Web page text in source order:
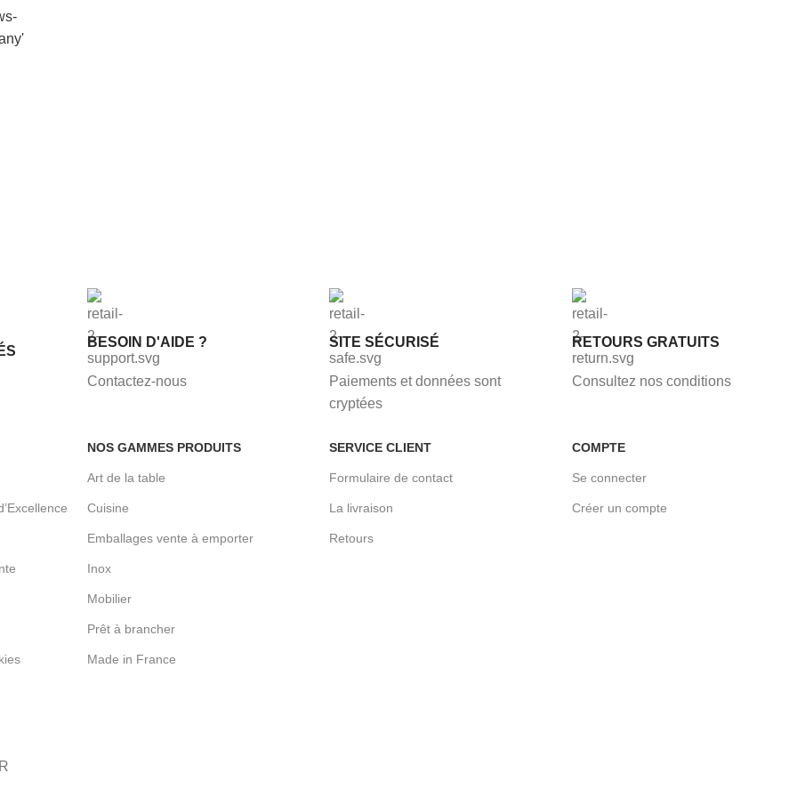
BESOIN D'AIDE ?
Contactez-nous
SITE SÉCURISÉ
Paiements et données sont
cryptées
RETOURS GRATUITS
Consultez nos conditions
NOS GAMMES PRODUITS
Art de la table
Cuisine
Emballages vente à emporter
Inox
Mobilier
Prêt à brancher
Made in France
SERVICE CLIENT
Formulaire de contact
La livraison
Retours
COMPTE
Se connecter
Créer un compte